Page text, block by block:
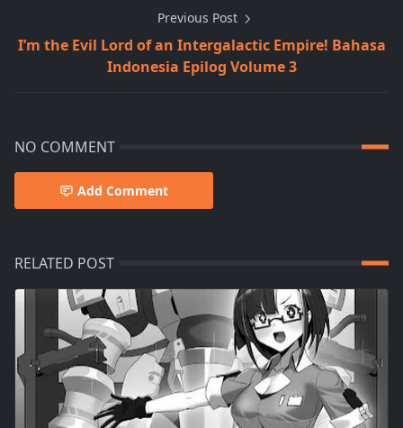
Previous Post
I’m the Evil Lord of an Intergalactic Empire! Bahasa
Indonesia Epilog Volume 3
NO COMMENT
Add Comment
RELATED POST